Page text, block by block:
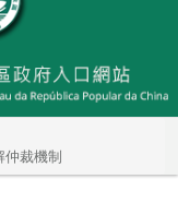
仲裁機制